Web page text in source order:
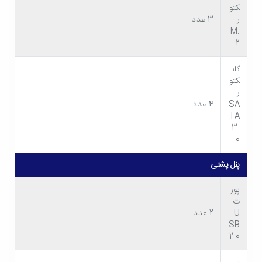
DisplayPort نیز به رزولوشنی برابر با 4096x2304 پیکسل دست
پیدا کنید.
کتو
ر
M.
2
3 عدد
کان
کتو
ر
SA
TA
3.
0
4 عدد
پنل پشتی
پور
ت
U
SB
2.0
2 عدد